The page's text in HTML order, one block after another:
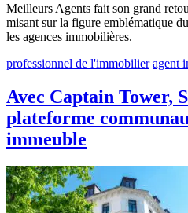
Meilleurs Agents fait son grand
misant sur la figure emblématique
les agences immobilières.
professionnel de l'immobilier agent
Avec Captain Tower,
plateforme
immeuble